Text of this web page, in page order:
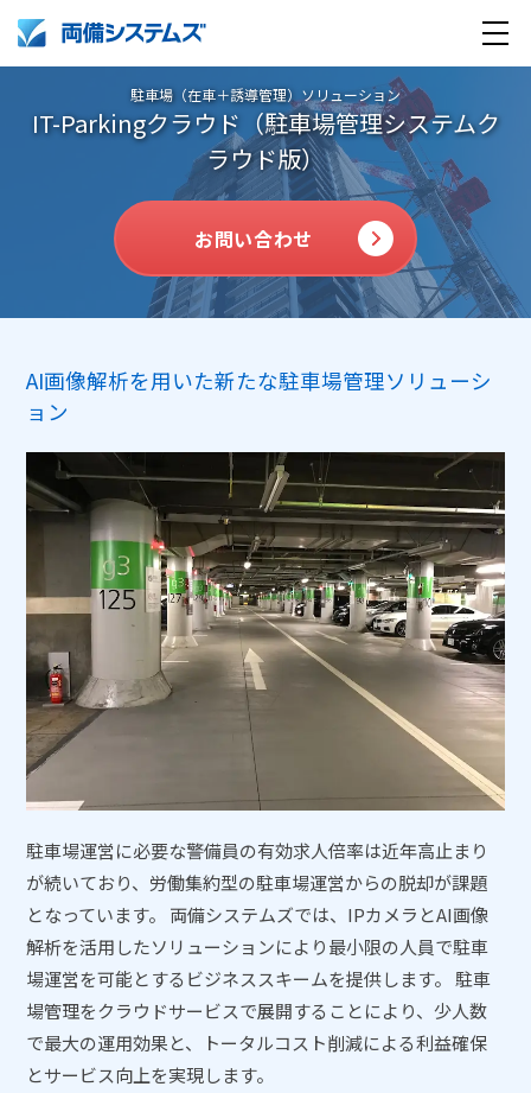
企業情報
採用情報
駐車場（在車＋誘導管理）ソリューション
IT-Parkingクラウド（駐車場管理システムク
ラウド版）
お問い合わせ
AI画像解析を用いた新たな駐車場管理ソリューシ
ョン
駐車場運営に必要な警備員の有効求人倍率は近年高止まり
が続いており、労働集約型の駐車場運営からの脱却が課題
となっています。 両備システムズでは、IPカメラとAI画像
解析を活用したソリューションにより最小限の人員で駐車
場運営を可能とするビジネススキームを提供します。 駐車
場管理をクラウドサービスで展開することにより、少人数
で最大の運用効果と、トータルコスト削減による利益確保
とサービス向上を実現します。